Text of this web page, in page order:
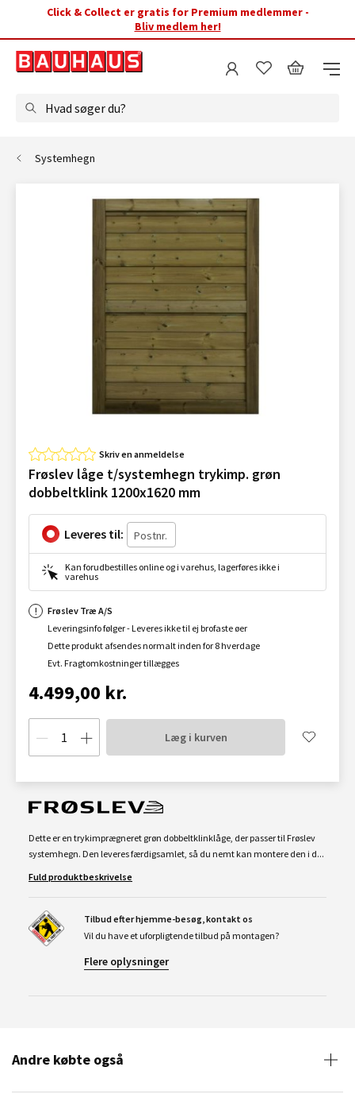
Click & Collect er gratis for Premium medlemmer -
Bliv medlem her!
Hvad søger du?
Systemhegn
Skriv en anmeldelse
Frøslev låge t/systemhegn trykimp. grøn
dobbeltklink 1200x1620 mm
Leveres til:
Kan forudbestilles online og i varehus, lagerføres ikke i
varehus
Frøslev Træ A/S
Leveringsinfo følger - Leveres ikke til ej brofaste øer
Dette produkt afsendes normalt inden for 8 hverdage
Evt. Fragtomkostninger tillægges
4.499,00 kr.
Læg i kurven
Dette er en trykimprægneret grøn dobbeltklinklåge, der passer til Frøslev
systemhegn. Den leveres færdigsamlet, så du nemt kan montere den i d...
Fuld produktbeskrivelse
Tilbud efter hjemme-besøg, kontakt os
Vil du have et uforpligtende tilbud på montagen?
Flere oplysninger
Andre købte også